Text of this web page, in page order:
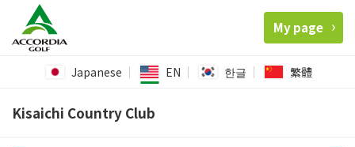
My page
Japanese EN 한글 繁體
Kisaichi Country Club